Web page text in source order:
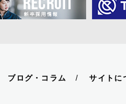
ブログ・コラム サイトに